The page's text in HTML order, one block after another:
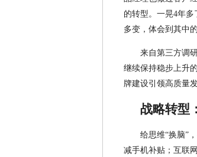
的转型。一晃4年
多变，体会到其中
来自第三方调
继续保持稳步上升
牌建设引领高质量
战略转型
给思维“换脑”
减手机补贴；互联